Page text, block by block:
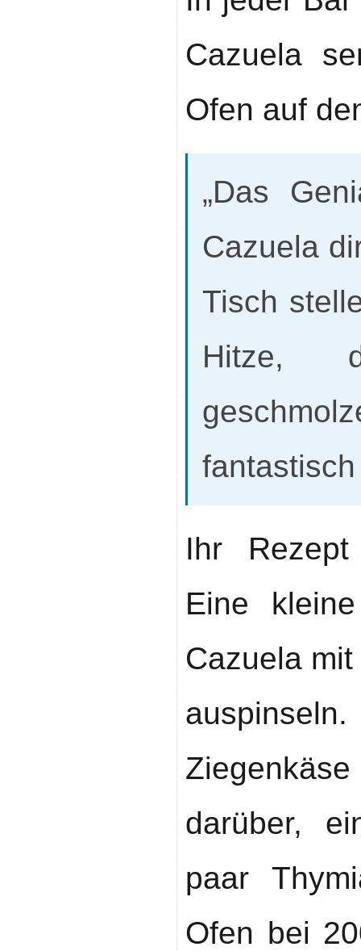
Cazuela
Ofen auf
„Das
Cazuela
Tisch
Hitze,
Ihr
Eine
Cazuela
darüber,
paar
Ofen bei